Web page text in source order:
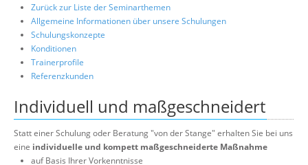
Zurück zur Liste der Seminarthemen
Allgemeine Informationen über unsere Schulungen
Schulungskonzepte
Konditionen
Trainerprofile
Referenzkunden
Individuell und maßgeschneidert
Statt einer Schulung oder Beratung "von der Stange" erhalten Sie bei uns
eine individuelle und kompett maßgeschneiderte Maßnahme
auf Basis Ihrer Vorkenntnisse